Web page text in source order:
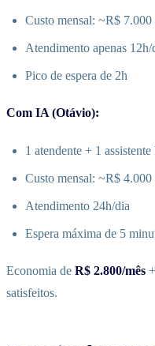
Custo mensal: ~R$
Atendimento apenas 12h/
Pico de espera de 2h
Com IA (Otávio):
1 atendente + 1
Custo mensal: ~R$
Atendimento 24h/dia
Espera máxima de 5
Economia de R$ 2.800/mês
satisfeitos.